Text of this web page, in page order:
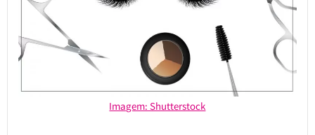
Imagem: Shutterstock